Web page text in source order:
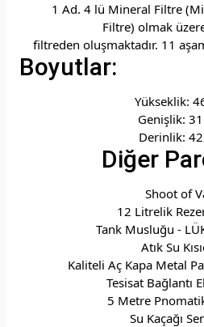
1 Ad. 4 lü Mineral Filtre
Filtre) olmak
filtreden oluşmaktadır. 11
Boyutlar:
Yükseklik:
Genişlik:
Derinlik:
Diğer
Shoot of
12 Litrelik
Tank Musluğu -
Atık Su
Kaliteli Aç Kapa Metal
Tesisat Bağlantı
5 Metre
Su Kaçağı